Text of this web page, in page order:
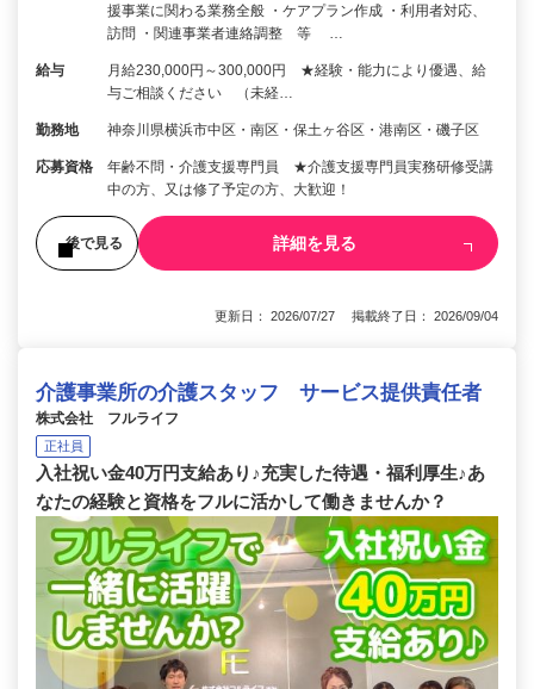
援事業に関わる業務全般 ・ケアプラン作成 ・利用者対応、
訪問 ・関連事業者連絡調整 等 …
給与
月給230,000円～300,000円 ★経験・能力により優遇、給
与ご相談ください （未経…
勤務地 神奈川県横浜市中区・南区・保土ヶ谷区・港南区・磯子区
応募資格
年齢不問・介護支援専門員 ★介護支援専門員実務研修受講
中の方、又は修了予定の方、大歓迎！
後で見る 詳細を見る
更新日： 2026/07/27 掲載終了日： 2026/09/04
介護事業所の介護スタッフ サービス提供責任者
株式会社 フルライフ
正社員
入社祝い金40万円支給あり♪充実した待遇・福利厚生♪あ
なたの経験と資格をフルに活かして働きませんか？